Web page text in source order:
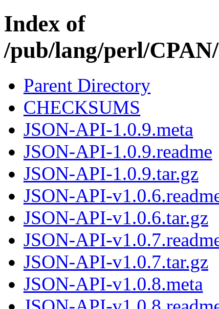
Index of
/pub/lang/perl/
Parent Directory
CHECKSUMS
JSON-API-1.0.9.meta
JSON-API-1.0.9.readme
JSON-API-1.0.9.tar.gz
JSON-API-
JSON-API-v1.0.6.tar.gz
JSON-API-
JSON-API-v1.0.7.tar.gz
JSON-API-v1.0.8.meta